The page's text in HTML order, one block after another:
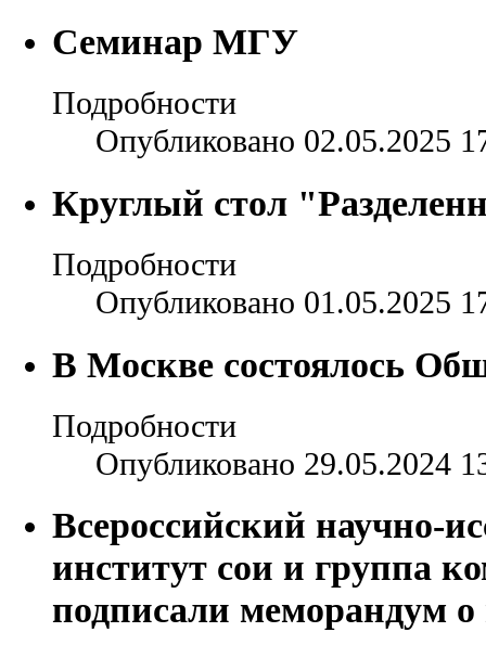
Семинар МГУ
Подробности
Опубликовано 02.05.2025
Круглый стол
Подробности
Опубликовано 01.05.2025
В Москве состоялось
Подробности
Опубликовано 29.05.2024
Всероссийский научно-
институт сои и группа
подписали меморандум